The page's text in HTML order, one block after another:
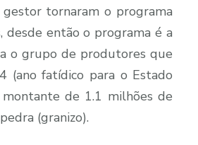
gestor tornaram o programa
desde então o programa é a
o grupo de produtores que
(ano fatídico para o Estado
de 1.1 milhões de
(granizo).